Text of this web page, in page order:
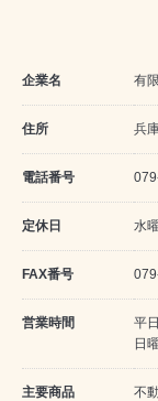
企業名 有
住所 兵
電話番号
定休日 水
FAX番号
営業時間
平
日
主要商品 不